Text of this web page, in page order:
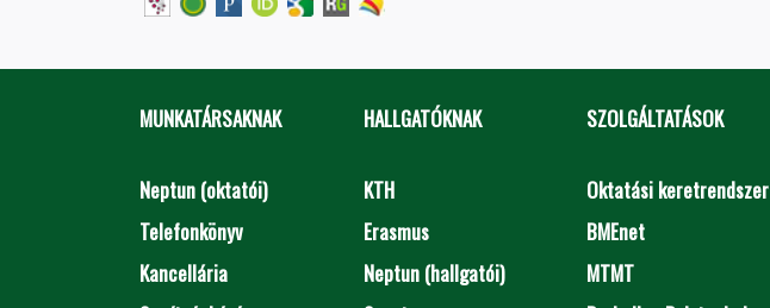
MUNKATÁRSAKNAK
Neptun (oktatói)
Telefonkönyv
Kancellária
HALLGATÓKNAK
KTH
Erasmus
Neptun (hallgatói)
SZOLGÁLTATÁSOK
Oktatási keretrendszer
BMEnet
MTMT